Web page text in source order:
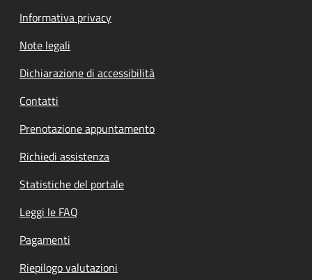
Informativa privacy
Note legali
Dichiarazione di accessibilità
Contatti
Prenotazione appuntamento
Richiedi assistenza
Statistiche del portale
Leggi le FAQ
Pagamenti
Riepilogo valutazioni